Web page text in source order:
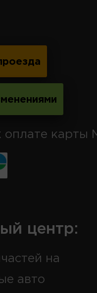
оплате карты
центр:
на
авто